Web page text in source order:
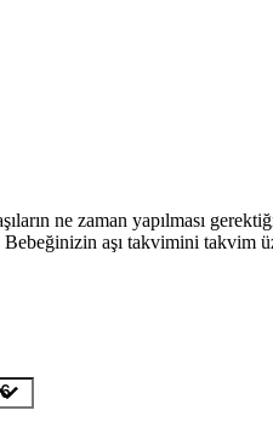
ne zaman yapılması
Bebeğinizin aşı takvimini